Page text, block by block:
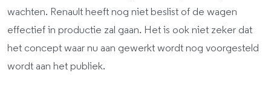
wachten. Renault heeft nog niet beslist of de wagen
effectief in productie zal gaan. Het is ook niet zeker dat
het concept waar nu aan gewerkt wordt nog voorgesteld
wordt aan het publiek.